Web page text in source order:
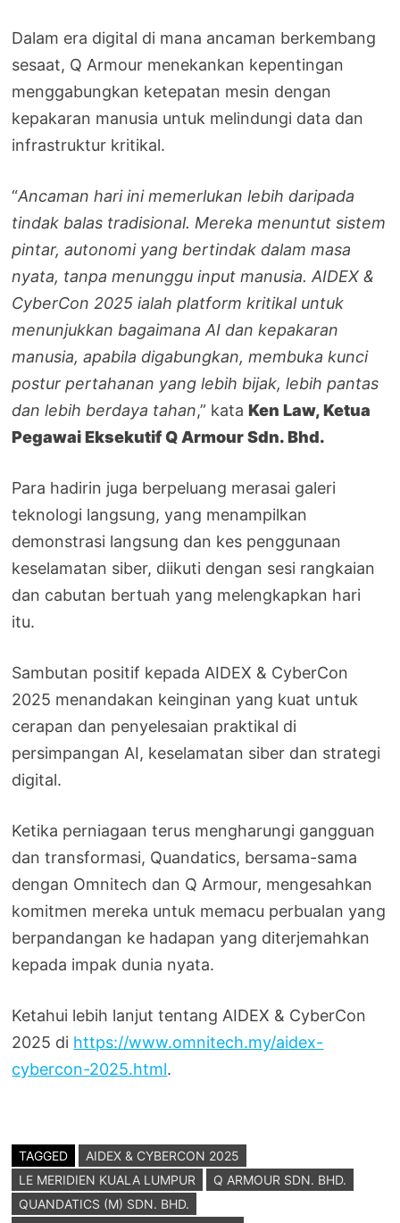
Dalam era digital di mana ancaman berkembang
sesaat, Q Armour menekankan kepentingan
menggabungkan ketepatan mesin dengan
kepakaran manusia untuk melindungi data dan
infrastruktur kritikal.
“Ancaman hari ini memerlukan lebih daripada
tindak balas tradisional. Mereka menuntut sistem
pintar, autonomi yang bertindak dalam masa
nyata, tanpa menunggu input manusia. AIDEX &
CyberCon 2025 ialah platform kritikal untuk
menunjukkan bagaimana AI dan kepakaran
manusia, apabila digabungkan, membuka kunci
postur pertahanan yang lebih bijak, lebih pantas
dan lebih berdaya tahan,” kataKen Law, Ketua
Pegawai Eksekutif Q Armour Sdn. Bhd.
Para hadirin juga berpeluang merasai galeri
teknologi langsung, yang menampilkan
demonstrasi langsung dan kes penggunaan
keselamatan siber, diikuti dengan sesi rangkaian
dan cabutan bertuah yang melengkapkan hari
itu.
Sambutan positif kepada AIDEX & CyberCon
2025 menandakan keinginan yang kuat untuk
cerapan dan penyelesaian praktikal di
persimpangan AI, keselamatan siber dan strategi
digital.
Ketika perniagaan terus mengharungi gangguan
dan transformasi, Quandatics, bersama-sama
dengan Omnitech dan Q Armour, mengesahkan
komitmen mereka untuk memacu perbualan yang
berpandangan ke hadapan yang diterjemahkan
kepada impak dunia nyata.
Ketahui lebih lanjut tentang AIDEX & CyberCon
2025 di https://www.omnitech.my/aidex-
cybercon-2025.html.
TAGGED
AIDEX & CYBERCON 2025
LE MERIDIEN KUALA LUMPUR
Q ARMOUR SDN. BHD.
QUANDATICS (M) SDN. BHD.